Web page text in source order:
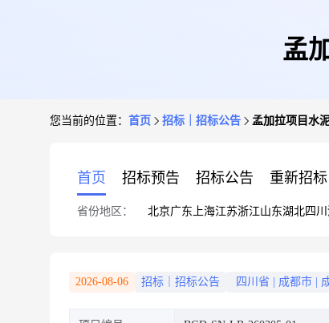
孟
您当前的位置： 首页 招标｜招标公告 孟加拉项目水
首页 招标预告 招标公告 重新招标
省份地区： 北京广东 上海江苏浙江山东湖北四川
2026-08-06 招标｜招标公告 四川省 成都市